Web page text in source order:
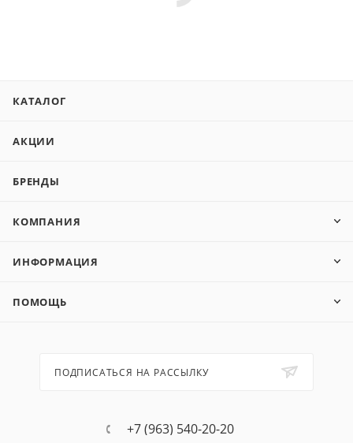
КАТАЛОГ
АКЦИИ
БРЕНДЫ
КОМПАНИЯ
ИНФОРМАЦИЯ
ПОМОЩЬ
ПОДПИСАТЬСЯ НА РАССЫЛКУ
+7 (963) 540-20-20